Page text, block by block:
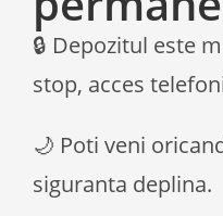
🔒 Depozitul este
stop, acces
🌙 Poti veni
siguranta deplina.